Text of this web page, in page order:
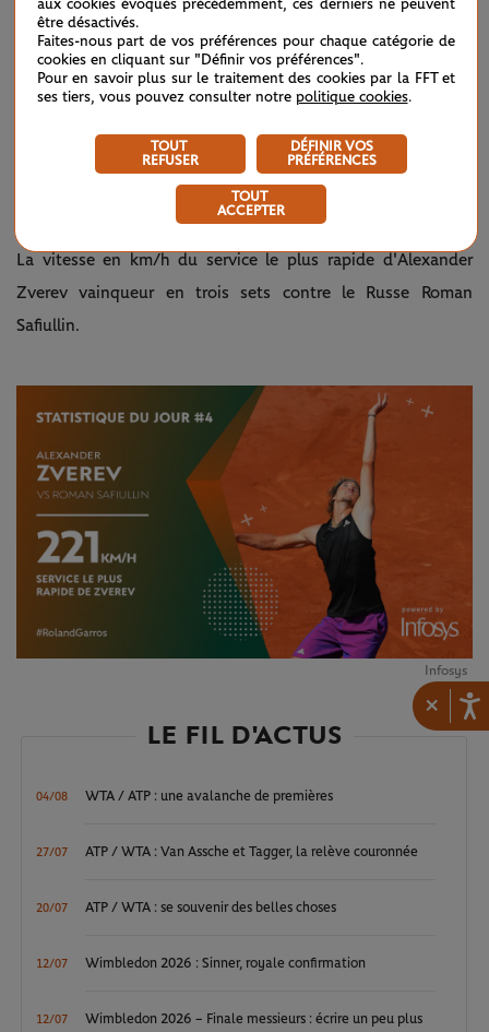
×
Défi relevé ✅
Henri Laaksonen devient le premier
qualifié à éliminer Bautista Agut en
contre la 11e tête de série 6-3, 2-6, 6-3,
#RolandGarros
pic.twitter.com/mKCiuURxNg
— Roland-
Garros
(@rolandgarros)
2,
La vitesse en km/h du service le plus rapide d'Alexander
Zverev vainqueur en trois sets contre le Russe Roman
Safiullin.
Infosys
LE FIL D'ACTUS
04/08 WTA / ATP : une avalanche de premières
27/07 ATP / WTA : Van Assche et Tagger, la relève couronnée
20/07 ATP / WTA : se souvenir des belles choses
12/07 Wimbledon 2026 : Sinner, royale confirmation
12/07
Wimbledon 2026 – Finale messieurs : écrire un peu plus
aux cookies évoqués précédemment, ces derniers ne peuvent
être désactivés.
Faites-nous part de vos préférences pour chaque catégorie de
cookies en cliquant sur "Définir vos préférences".
Pour en savoir plus sur le traitement des cookies par la FFT et
ses tiers, vous pouvez consulter notre politique cookies.
TOUT
REFUSER
DÉFINIR VOS
PRÉFÉRENCES
TOUT
ACCEPTER